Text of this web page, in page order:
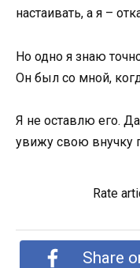
настаивать, а я –
Но одно я знаю
Он был со мной,
Я не оставлю его.
увижу свою внучку
Rate
Share